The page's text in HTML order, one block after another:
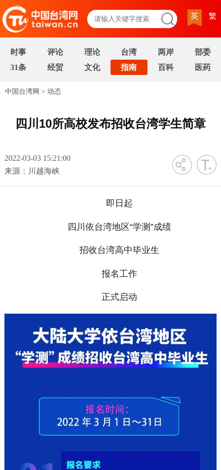
英 繁
时事 评论 理论 台湾 两岸
部委
31条
经贸 文化 指南 百科 医药
中国台湾网 > 动态
四川10所高校发布招收台湾学生简章
2022-03-03 15:21:00
来源：川越海峡
字号
即日起
四川依台湾地区“学测”成绩
招收台湾高中毕业生
报名工作
正式启动